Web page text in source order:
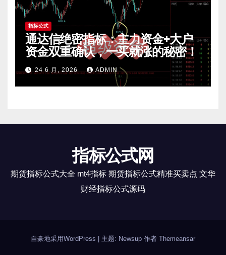
指标公式
通达信绝密指标：主力资金+大户
资金双重确认，一买就涨的秘密！
24 6 月, 2026 ADMIN
指标公式网
期货指标公式大全 mt4指标 期货指标公式精准买卖点 文华
财经指标公式源码
自豪地采用WordPress | 主题: Newsup 作者 Themeansar